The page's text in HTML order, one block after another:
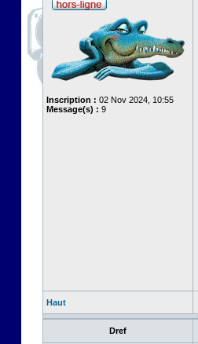
Inscription : 02 Nov 2024, 10:55
Message(s) : 9
Haut
Dref